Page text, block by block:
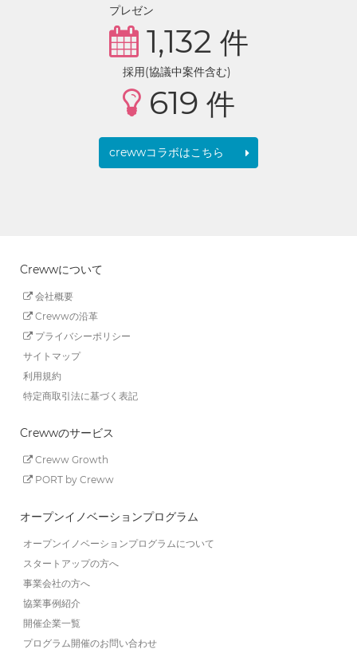
プレゼン
1,132 件
採用(協議中案件含む)
619 件
crewwコラボはこちら
Crewwについて
会社概要
Crewwの沿革
プライバシーポリシー
サイトマップ
利用規約
特定商取引法に基づく表記
Crewwのサービス
Creww Growth
PORT by Creww
オープンイノベーションプログラム
オープンイノベーションプログラムについて
スタートアップの方へ
事業会社の方へ
協業事例紹介
開催企業一覧
プログラム開催のお問い合わせ